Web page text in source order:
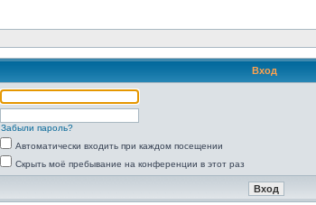
Вход
Забыли пароль?
Автоматически входить при каждом посещении
Скрыть моё пребывание на конференции в этот раз